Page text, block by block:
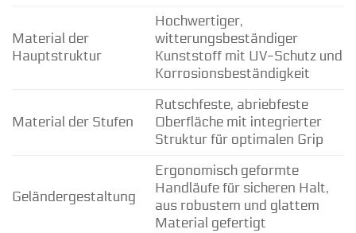
Material der
Hauptstruktur
Hochwertiger,
witterungsbeständiger
Kunststoff mit UV-Schutz und
Korrosionsbeständigkeit
Material der Stufen
Rutschfeste, abriebfeste
Oberfläche mit integrierter
Struktur für optimalen Grip
Geländergestaltung
Ergonomisch geformte
Handläufe für sicheren Halt,
aus robustem und glattem
Material gefertigt